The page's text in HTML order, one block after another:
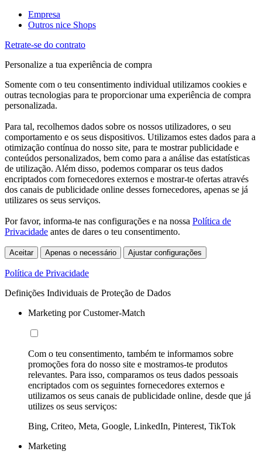
Empresa
Outros nice Shops
Retrate-se do contrato
Personalize a tua experiência de compra
Somente com o teu consentimento individual utilizamos cookies e
outras tecnologias para te proporcionar uma experiência de compra
personalizada.
Para tal, recolhemos dados sobre os nossos utilizadores, o seu
comportamento e os seus dispositivos. Utilizamos estes dados para a
otimização contínua do nosso site, para te mostrar publicidade e
conteúdos personalizados, bem como para a análise das estatísticas
de utilização. Além disso, podemos comparar os teus dados
encriptados com fornecedores externos e mostrar-te ofertas através
dos canais de publicidade online desses fornecedores, apenas se já
utilizares os seus serviços.
Por favor, informa-te nas configurações e na nossa Política de
Privacidade antes de dares o teu consentimento.
Aceitar Apenas o necessário Ajustar configurações
Política de Privacidade
Definições Individuais de Proteção de Dados
Marketing por Customer-Match
Com o teu consentimento, também te informamos sobre
promoções fora do nosso site e mostramos-te produtos
relevantes. Para isso, comparamos os teus dados pessoais
encriptados com os seguintes fornecedores externos e
utilizamos os seus canais de publicidade online, desde que já
utilizes os seus serviços:
Bing, Criteo, Meta, Google, LinkedIn, Pinterest, TikTok
Marketing